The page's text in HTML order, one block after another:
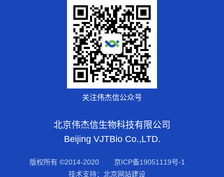
关注伟杰信公众号
北京伟杰信生物科技有限公司
Beijing VJTBio Co.,LTD.
版权所有 ©2014-2020
京ICP备19051119号-1
技术支持：北京网站建设